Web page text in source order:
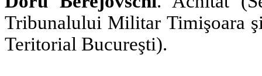
Tribunalului Militar Timişoara
Teritorial Bucureşti).